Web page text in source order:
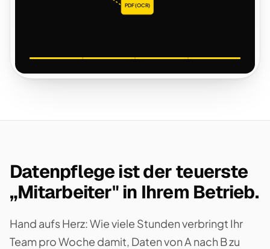
PDF (OCR)
Datenpflege ist der teuerste
„Mitarbeiter" in Ihrem Betrieb.
Hand aufs Herz: Wie viele Stunden verbringt Ihr
Team pro Woche damit, Daten von A nach B zu